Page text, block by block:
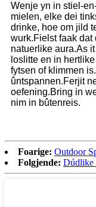
Wenje yn in stiel-
mielen, elke dei
drinke, hoe om jild
wurk.Fielst faak dat
natuerlike aura.As
loslitte en in
fytsen of klimmen
ûntspannen.Ferjit
oefening.Bring in
nim in bûtenreis.
Foarige: Outdoor
Folgjende: Dúdlike